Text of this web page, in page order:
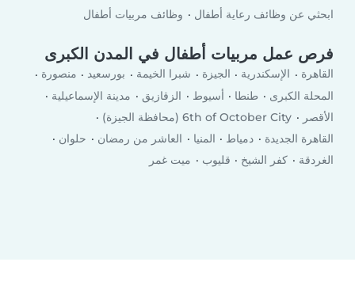
ابحثي عن وظائف رعاية أطفال وظائف مربيات أطفال
فرص عمل مربيات أطفال في المدن الكبرى
القاهرة الإسكندرية الجيزة شبرا الخيمة بورسعيد
منصورة
المحلة الكبرى
طنطا أسيوط الزقازيق
مدينة الإسماعيلية
الأقصر
6th of October City (محافظة الجيزة)
القاهرة الجديدة
دمياط المنيا العاشر من رمضان
حلوان
الغردقة
كفر الشيخ قليوب ميت غمر